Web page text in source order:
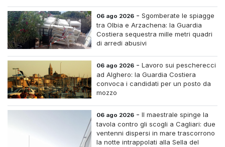
06 ago 2026 -Sgomberate le spiagge
tra Olbia e Arzachena: la Guardia
Costiera sequestra mille metri quadri
di arredi abusivi
06 ago 2026 -Lavoro sui pescherecci
ad Alghero: la Guardia Costiera
convoca i candidati per un posto da
mozzo
06 ago 2026 -Il maestrale spinge la
tavola contro gli scogli a Cagliari: due
ventenni dispersi in mare trascorrono
la notte intrappolati alla Sella del